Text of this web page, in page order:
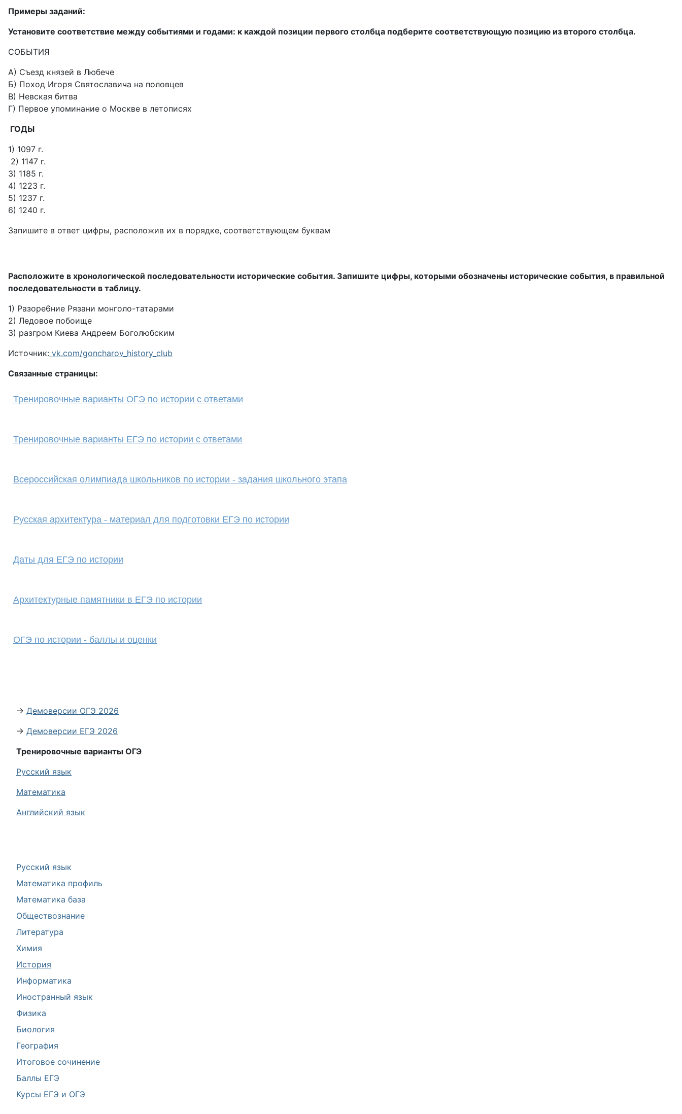
Русский язык
Математика профиль
Математика база
Обществознание
Литература
Химия
История
Информатика
Иностранный язык
Физика
Биология
География
Итоговое сочинение
Баллы ЕГЭ
Курсы ЕГЭ и ОГЭ
Примеры заданий:
Установите соответствие между событиями и годами: к каждой позиции первого столбца подберите соответствующую позицию из второго столбца.
СОБЫТИЯ
A) Съезд князей в Любече
Б) Поход Игоря Святославича на половцев
B) Невская битва
Г) Первое упоминание о Москве в летописях
ГОДЫ
1) 1097 г.
2) 1147 г.
3) 1185 г.
4) 1223 г.
5) 1237 г.
6) 1240 г.
Запишите в ответ цифры, расположив их в порядке, соответствующем буквам
Расположите в хронологической последовательности исторические события. Запишите цифры, которыми обозначены исторические события, в правильной
последовательности в таблицу.
1) Разоре6ние Рязани монголо-татарами
2) Ледовое побоище
3) разгром Киева Андреем Боголюбским
Источник: vk.com/goncharov_history_club
Связанные страницы:
Тренировочные варианты ОГЭ по истории с ответами
Тренировочные варианты ЕГЭ по истории с ответами
Всероссийская олимпиада школьников по истории - задания школьного этапа
Русская архитектура - материал для подготовки ЕГЭ по истории
Даты для ЕГЭ по истории
Архитектурные памятники в ЕГЭ по истории
ОГЭ по истории - баллы и оценки
→ Демоверсии ОГЭ 2026
→ Демоверсии ЕГЭ 2026
Тренировочные варианты ОГЭ
Русский язык
Математика
Английский язык